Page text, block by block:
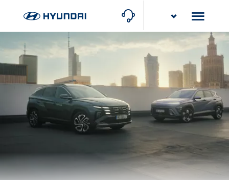
Poznań, ul. Torowa 10